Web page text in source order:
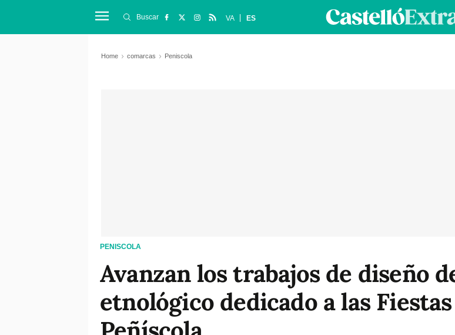
Buscar VA ES
Home comarcas Peniscola
PENISCOLA
Avanzan los trabajos de diseño
etnológico dedicado a las